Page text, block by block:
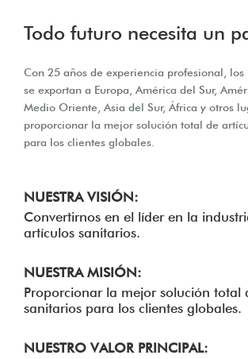
Todo futuro necesita un
Con 25 años de experiencia profesional, los
se exportan a Europa, América del Sur,
Medio Oriente, Asia del Sur, África y otros
proporcionar la mejor solución total de
para los clientes globales.
NUESTRA VISIÓN:
Convertirnos en el líder en la
artículos sanitarios.
NUESTRA MISIÓN:
Proporcionar la mejor solución total
sanitarios para los clientes globales.
NUESTRO VALOR PRINCIPAL: